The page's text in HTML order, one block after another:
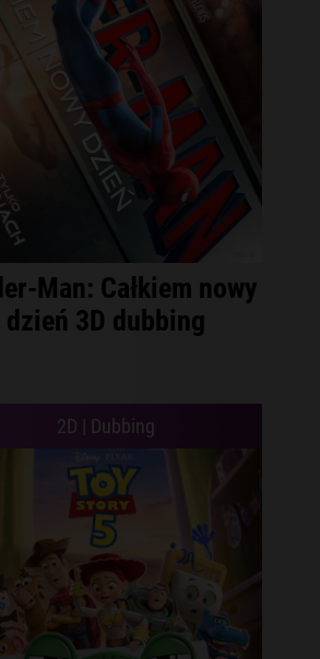
Man: Całkiem nowy
dzień 3D dubbing
2D | Dubbing